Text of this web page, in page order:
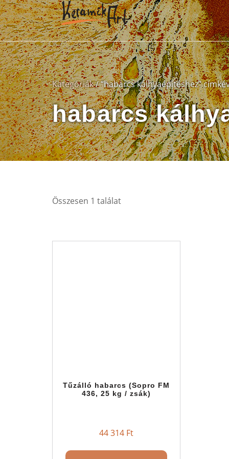
Kategóriák/ “habarcs kálhyaépítéshez”
habarcs
Összesen 1 találat
Tűzálló habarcs (Sopro FM
436, 25 kg / zsák)
44 314 Ft